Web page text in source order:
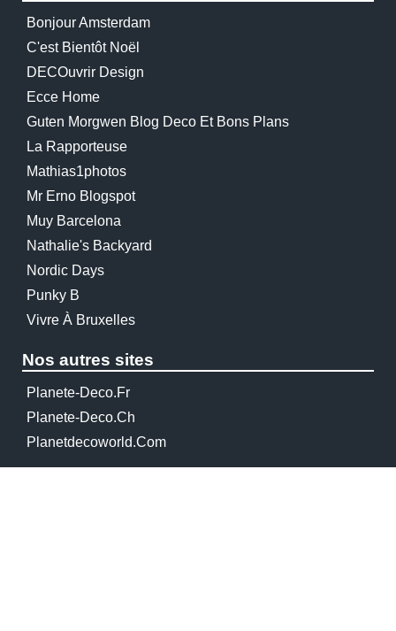
Bonjour Amsterdam
C'est Bientôt Noël
DECOuvrir Design
Ecce Home
Guten Morgwen Blog Deco Et Bons Plans
La Rapporteuse
Mathias1photos
Mr Erno Blogspot
Muy Barcelona
Nathalie's Backyard
Nordic Days
Punky B
Vivre À Bruxelles
Nos autres sites
Planete-Deco.fr
Planete-Deco.ch
Planetdecoworld.com